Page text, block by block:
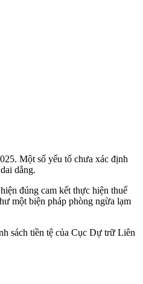
Một số yếu tố chưa xác định
dẳng.
đúng cam kết thực hiện thuế
một biện pháp phòng ngừa lạm
sách tiền tệ của Cục Dự trữ Liên